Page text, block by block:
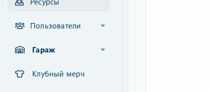
Пользователи
Гараж
Клубный мерч